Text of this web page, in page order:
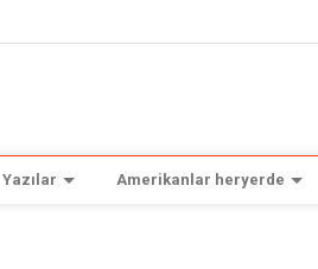
Yazılar Amerikanlar heryerde